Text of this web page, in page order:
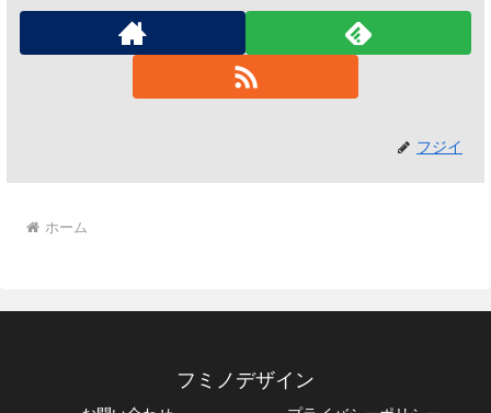
フジイ
ホーム
フミノデザイン